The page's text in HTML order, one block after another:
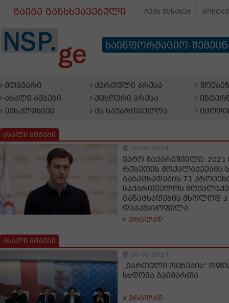
გაიგე განსხვავებული ჩვენ შესახებ
საინფორმაციო-
მთავარი
ახალი ამბები
ექსკლუზივი
ქართული პრესა
უცხოური პრესა
ეს საქართველოა
ახალი ამბები
20-02-2023
ვატო შაქარიშვილი: 2021
რუსეთის მოქალაქეების
განაცხადების 71
საქართველოს
განაცხადების მხოლოდ
დააკმაყოფილა
ვრცლად
ახალი ამბები
20-02-2023
„ქართული ოცნების“
სხდომა გაიმართა
ვრცლად